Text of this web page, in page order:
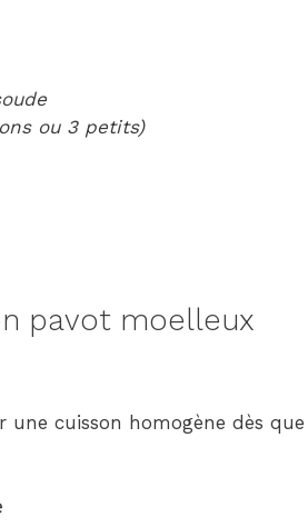
ou 3 petits)
pavot moelleux
une cuisson homogène dès que